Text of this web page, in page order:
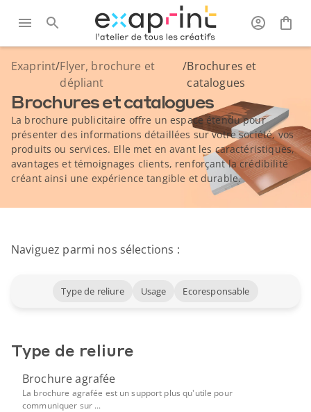
Exaprint/Flyer, brochure et
dépliant
/Brochures et
catalogues
Brochures et catalogues
La brochure publicitaire offre un espace étendu pour
présenter des informations détaillées sur votre société, vos
produits ou services. Elle met en avant les caractéristiques,
avantages et témoignages clients, renforçant la crédibilité
créant ainsi une expérience tangible et durable.
Naviguez parmi nos sélections :
Type de reliure Usage Ecoresponsable
Type de reliure
Brochure agrafée
La brochure agrafée est un support plus qu'utile pour
communiquer sur ...